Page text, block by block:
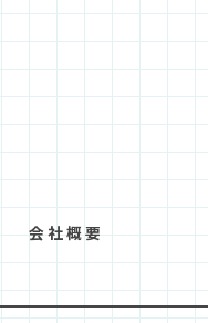
会社概要